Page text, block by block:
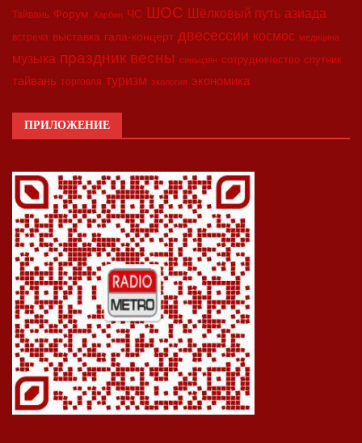
Тайвань Форум Харбин ЧС ШОС Шёлковый путь азиада
встреча выставка гала-концерт двесессии космос медицина
музыка праздник весны синьцзян сотрудничество спутник
тайвань торговля туризм экология экономика
ПРИЛОЖЕНИЕ